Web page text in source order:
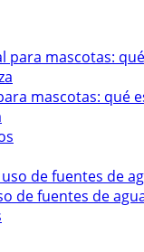
mascotas: qué
de fuentes de